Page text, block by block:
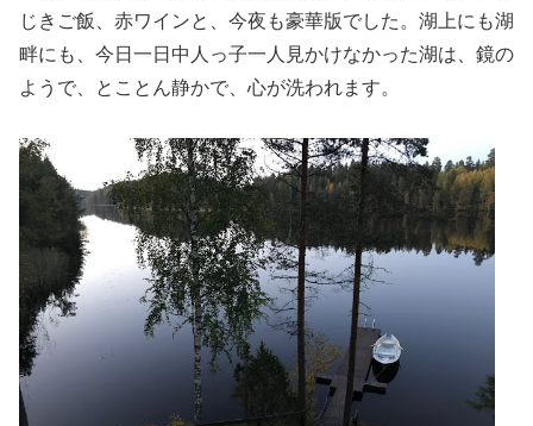
じきご飯、赤ワインと、今夜も豪華版でした。湖上にも湖
畔にも、今日一日中人っ子一人見かけなかった湖は、鏡の
ようで、とことん静かで、心が洗われます。